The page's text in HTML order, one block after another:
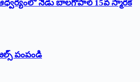
నేడు బాలగోపాల్‌ 15వ స్మారక
పంపండి